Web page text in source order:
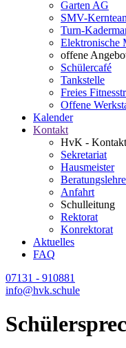
Garten AG
SMV-
Turn-
Elektronische
offene
Schülercafé
Tankstelle
Freies
Offene
Kalender
Kontakt
HvK - Kontakt
Sekretariat
Hausmeister
Anfahrt
Schulleitung
Rektorat
Konrektorat
Aktuelles
FAQ
07131 - 910881
info@hvk.schule